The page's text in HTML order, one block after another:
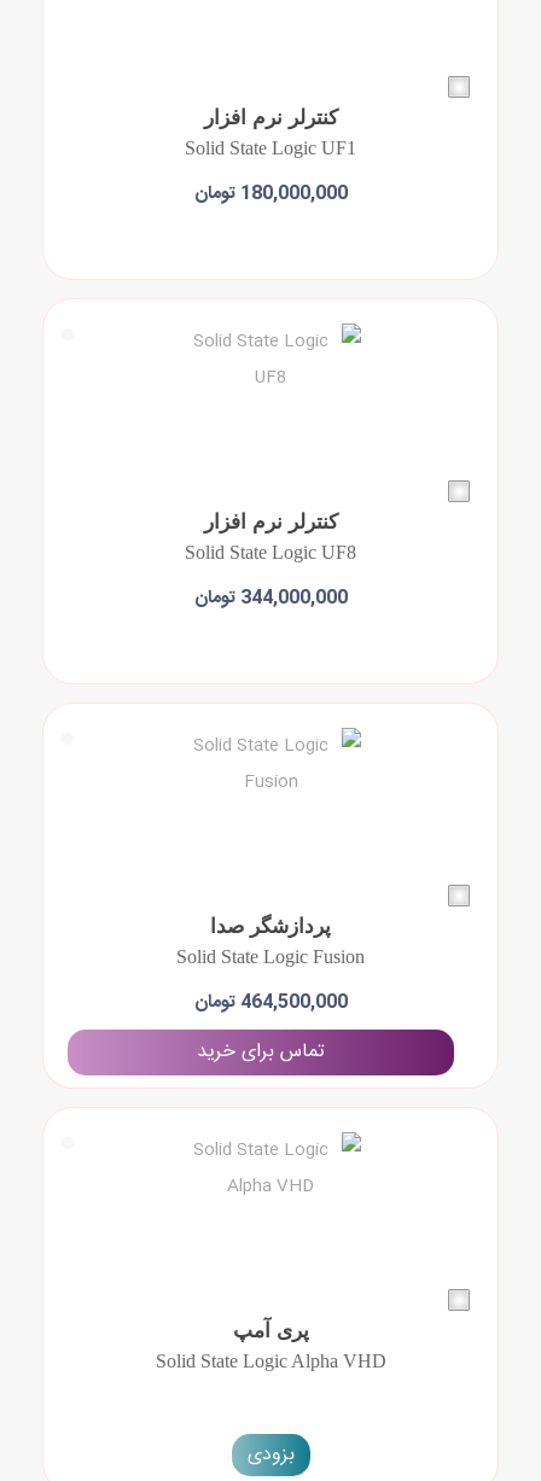
کنترلر نرم افزار
Solid State Logic UF1
180,000,000 تومان
کنترلر نرم افزار
Solid State Logic UF8
344,000,000 تومان
پردازشگر صدا
Solid State Logic Fusion
464,500,000 تومان
تماس برای خرید
پری آمپ
Solid State Logic Alpha VHD
بزودی